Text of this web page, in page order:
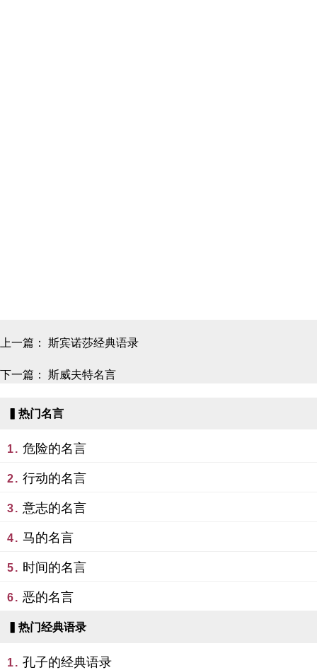
上一篇： 斯宾诺莎经典语录
下一篇： 斯威夫特名言
▍热门名言
1. 危险的名言
2. 行动的名言
3. 意志的名言
4. 马的名言
5. 时间的名言
6. 恶的名言
▍热门经典语录
1. 孔子的经典语录